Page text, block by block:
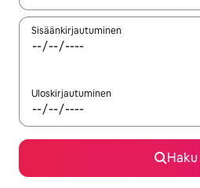
Sisäänkirjautuminen
Uloskirjautuminen
Haku